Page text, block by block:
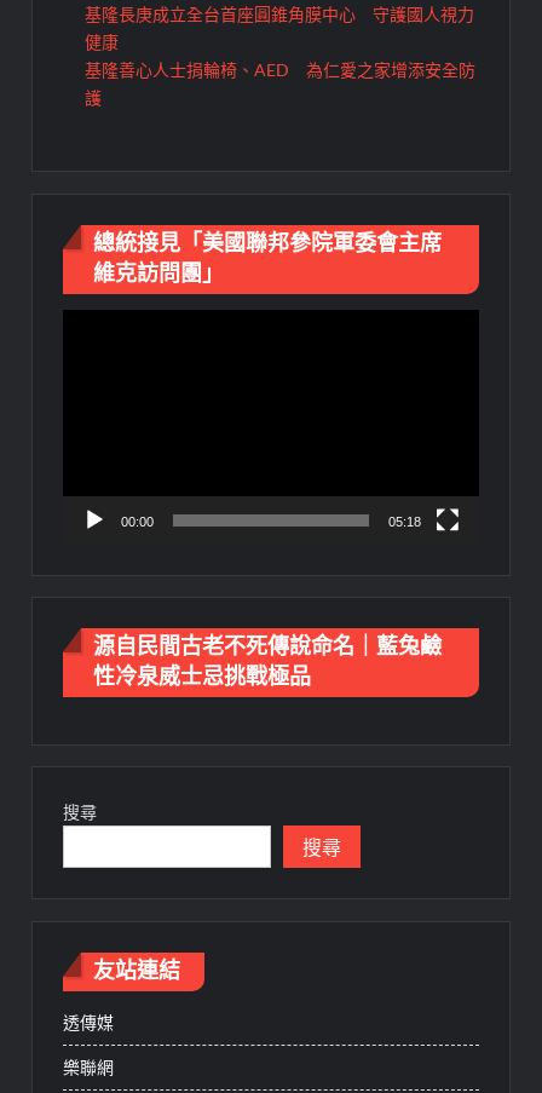
基隆長庚成立全台首座圓錐角膜中心 守護國人視力
健康
基隆善心人士捐輪椅、AED 為仁愛之家增添安全防
護
總統接見「美國聯邦參院軍委會主席
維克訪問團」
00:00 05:18
源自民間古老不死傳說命名｜藍兔鹼
性冷泉威士忌挑戰極品
搜尋
搜尋
友站連結
透傳媒
樂聯網